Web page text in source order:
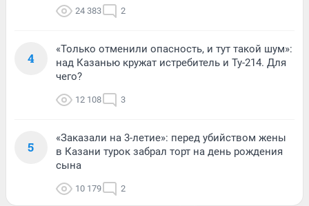
24 383 2
4
«Только отменили опасность, и тут такой шум»:
над Казанью кружат истребитель и Ту-214. Для
чего?
12 108 3
5
«Заказали на 3-летие»: перед убийством жены
в Казани турок забрал торт на день рождения
сына
10 179 2